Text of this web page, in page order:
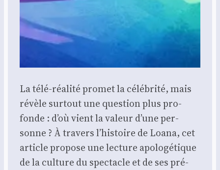
La télé-réa­li­té pro­met la célé­bri­té, mais
révèle sur­tout une ques­tion plus pro­
fonde : d’où vient la valeur d’une per­
sonne ? À tra­vers l’histoire de Loa­na, cet
article pro­pose une lec­ture apo­lo­gé­tique
de la culture du spec­tacle et de ses pré­